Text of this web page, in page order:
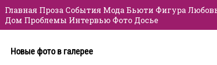
Главная Проза События Мода Бьюти Фигура
Дом Проблемы Интервью Фото Досье
Новые фото в галерее